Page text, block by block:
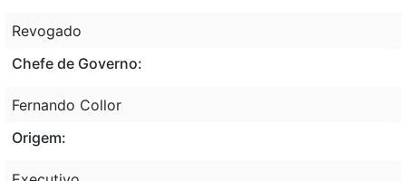
Revogado
Chefe de Governo:
Fernando Collor
Origem: